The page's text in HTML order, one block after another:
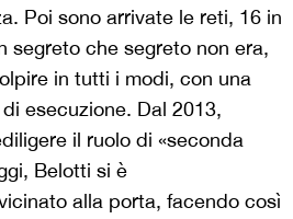
Poi sono arrivate le reti, 16 in
segreto che segreto non era,
in tutti i modi, con una
esecuzione. Dal 2013,
il ruolo di «seconda
Belotti si è
alla porta, facendo così